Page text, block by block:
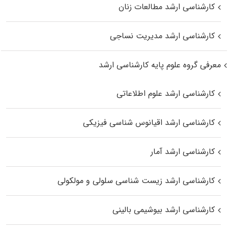
کارشناسی ارشد مطالعات زنان
کارشناسی ارشد مدیریت نساجی
معرفی گروه علوم پایه کارشناسی ارشد
کارشناسی ارشد علوم اطلاعاتی
کارشناسی ارشد اقیانوس‌ شناسی فیزیکی
کارشناسی ارشد آمار
کارشناسی ارشد زیست شناسی سلولی و مولکولی
کارشناسی ارشد بیوشیمی بالینی